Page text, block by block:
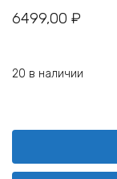
6499,00 ₽
20 в наличии